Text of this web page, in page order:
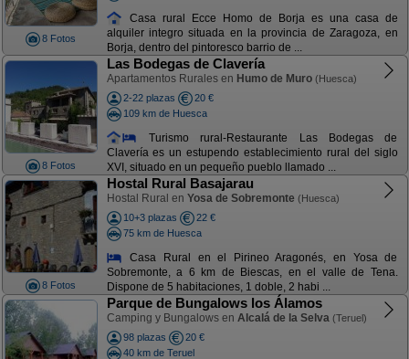
8 Fotos
Casa rural Ecce Homo de Borja es una casa de
alquiler integro situada en la provincia de Zaragoza, en
Borja, dentro del pintoresco barrio de ...
8 Fotos
Las Bodegas de Clavería
Apartamentos Rurales en Humo de Muro (Huesca)
2-22 plazas
20 €
109 km de Huesca
Turismo rural-Restaurante Las Bodegas de
Clavería es un estupendo establecimiento rural del siglo
XVI, situado en un pequeño pueblo llamado ...
8 Fotos
Hostal Rural Basajarau
Hostal Rural en Yosa de Sobremonte (Huesca)
10+3 plazas
22 €
75 km de Huesca
Casa Rural en el Pirineo Aragonés, en Yosa de
Sobremonte, a 6 km de Biescas, en el valle de Tena.
Dispone de 5 habitaciones, 1 doble, 2 habi ...
Parque de Bungalows los Álamos
Camping y Bungalows en Alcalá de la Selva (Teruel)
98 plazas
20 €
40 km de Teruel